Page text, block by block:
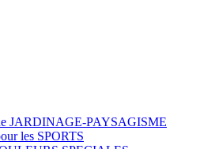
JARDINAGE-PAYSAGISME
les SPORTS